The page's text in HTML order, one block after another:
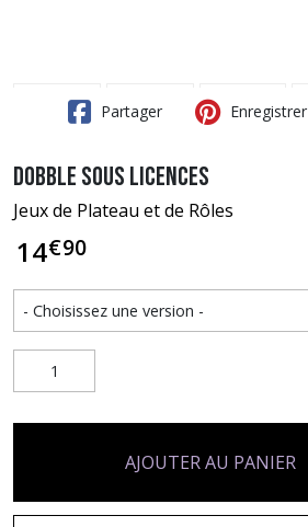
Partager Enregistrer
Dobble sous licences
Jeux de Plateau et de Rôles
14€90
AJOUTER AU PANIER